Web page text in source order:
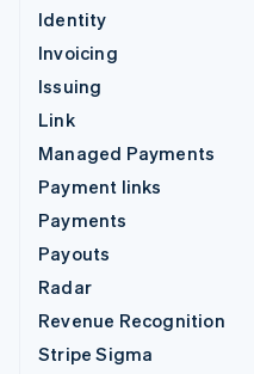
Identity
Invoicing
Issuing
Link
Managed Payments
Payment links
Payments
Payouts
Radar
Revenue Recognition
Stripe Sigma